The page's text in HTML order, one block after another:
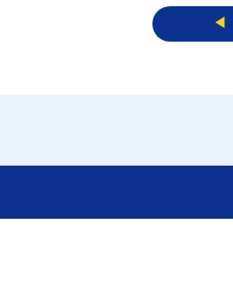
◀︎